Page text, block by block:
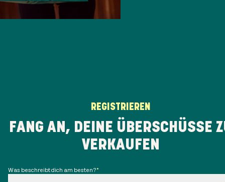
REGISTRIEREN
FANG AN, DEINE ÜBERSCHÜSSE
VERKAUFEN
Was beschreibt dich am besten?*